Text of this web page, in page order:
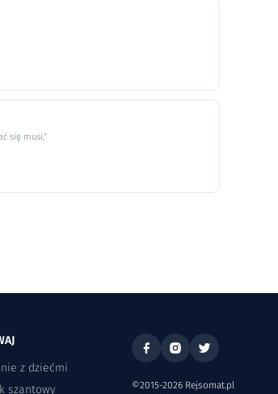
się musi,”
z dziećmi
szantowy
©2015-2026 Rejsomat.pl